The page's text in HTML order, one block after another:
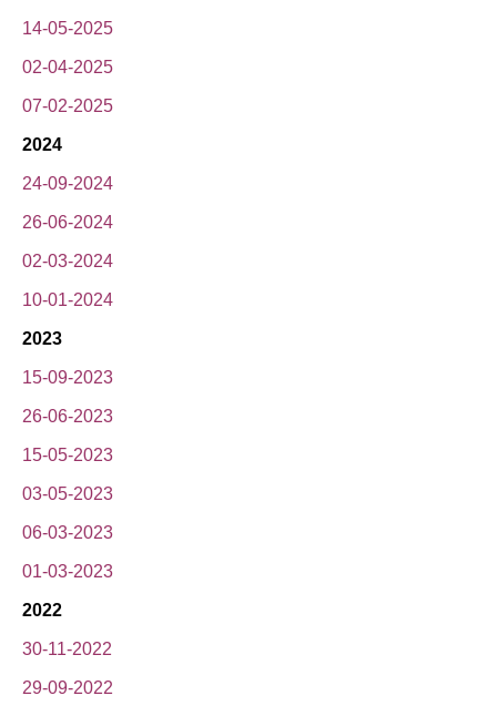
14-05-2025
02-04-2025
07-02-2025
2024
24-09-2024
26-06-2024
02-03-2024
10-01-2024
2023
15-09-2023
26-06-2023
15-05-2023
03-05-2023
06-03-2023
01-03-2023
2022
30-11-2022
29-09-2022